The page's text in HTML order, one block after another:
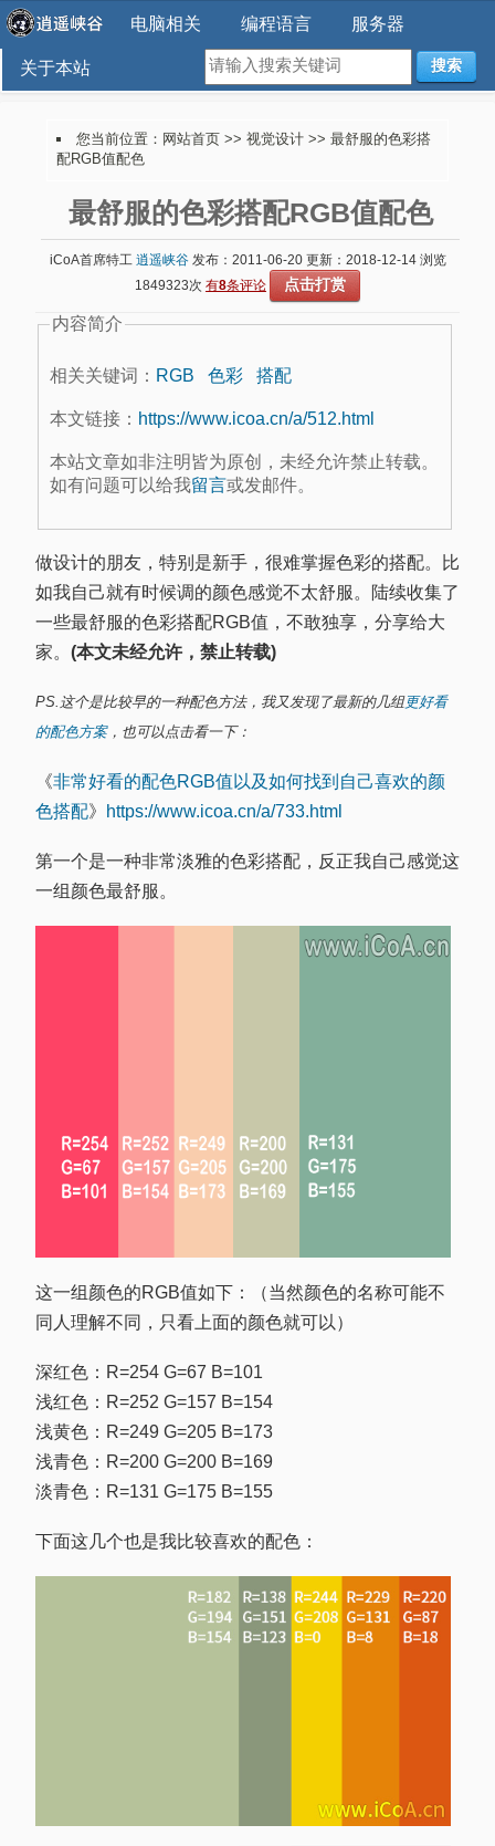
电脑相关 编程语言 服务器
关于本站 搜索
您当前位置： 网站首页 >> 视觉设计 >> 最舒服的色彩搭
配RGB值配色
最舒服的色彩搭配RGB值配色
iCoA首席特工 逍遥峡谷发布：2011-06-20 更新：2018-12-14 浏览
1849323次 有8条评论 点击打赏
内容简介
相关关键词： RGB 色彩 搭配
本文链接： https://www.icoa.cn/a/512.html
本站文章如非注明皆为原创，未经允许禁止转载。
如有问题可以给我留言或发邮件。
做设计的朋友，特别是新手，很难掌握色彩的搭配。比
如我自己就有时候调的颜色感觉不太舒服。陆续收集了
一些最舒服的色彩搭配RGB值，不敢独享，分享给大
家。 (本文未经允许，禁止转载)
PS.这个是比较早的一种配色方法，我又发现了最新的几组更好看
的配色方案， 也可以点击看一下：
《非常好看的配色RGB值以及如何找到自己喜欢的颜
色搭配》 https://www.icoa.cn/a/733.html
第一个是一种非常淡雅的色彩搭配，反正我自己感觉这
一组颜色最舒服。
这一组颜色的RGB值如下：（当然颜色的名称可能不
同人理解不同，只看上面的颜色就可以）
深红色：R=254 G=67 B=101
浅红色：R=252 G=157 B=154
浅黄色：R=249 G=205 B=173
浅青色：R=200 G=200 B=169
淡青色：R=131 G=175 B=155
下面这几个也是我比较喜欢的配色：